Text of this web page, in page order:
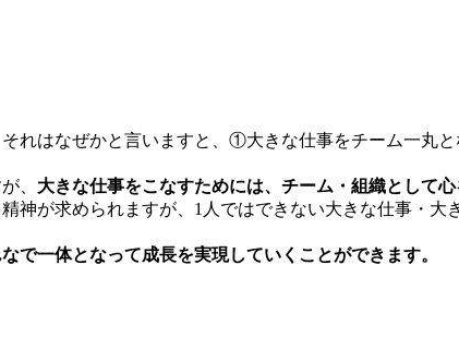
れはなぜかと言いますと、①大きな仕事をチーム一
、 大きな仕事をこなすためには、チーム・組織として
神が求められますが、1人ではできない大きな仕事・
で一体となって成長を実現していくことができます。